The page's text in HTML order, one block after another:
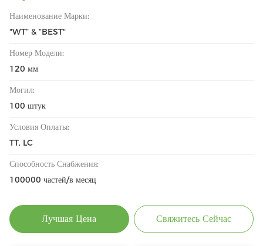
Наименование Марки:
"WT” & “BEST"
Номер Модели:
120 мм
Могил:
100 штук
Условия Оплаты:
TT, LC
Способность Снабжения:
100000 частей/в месяц
Лучшая Цена Свяжитесь Сейчас